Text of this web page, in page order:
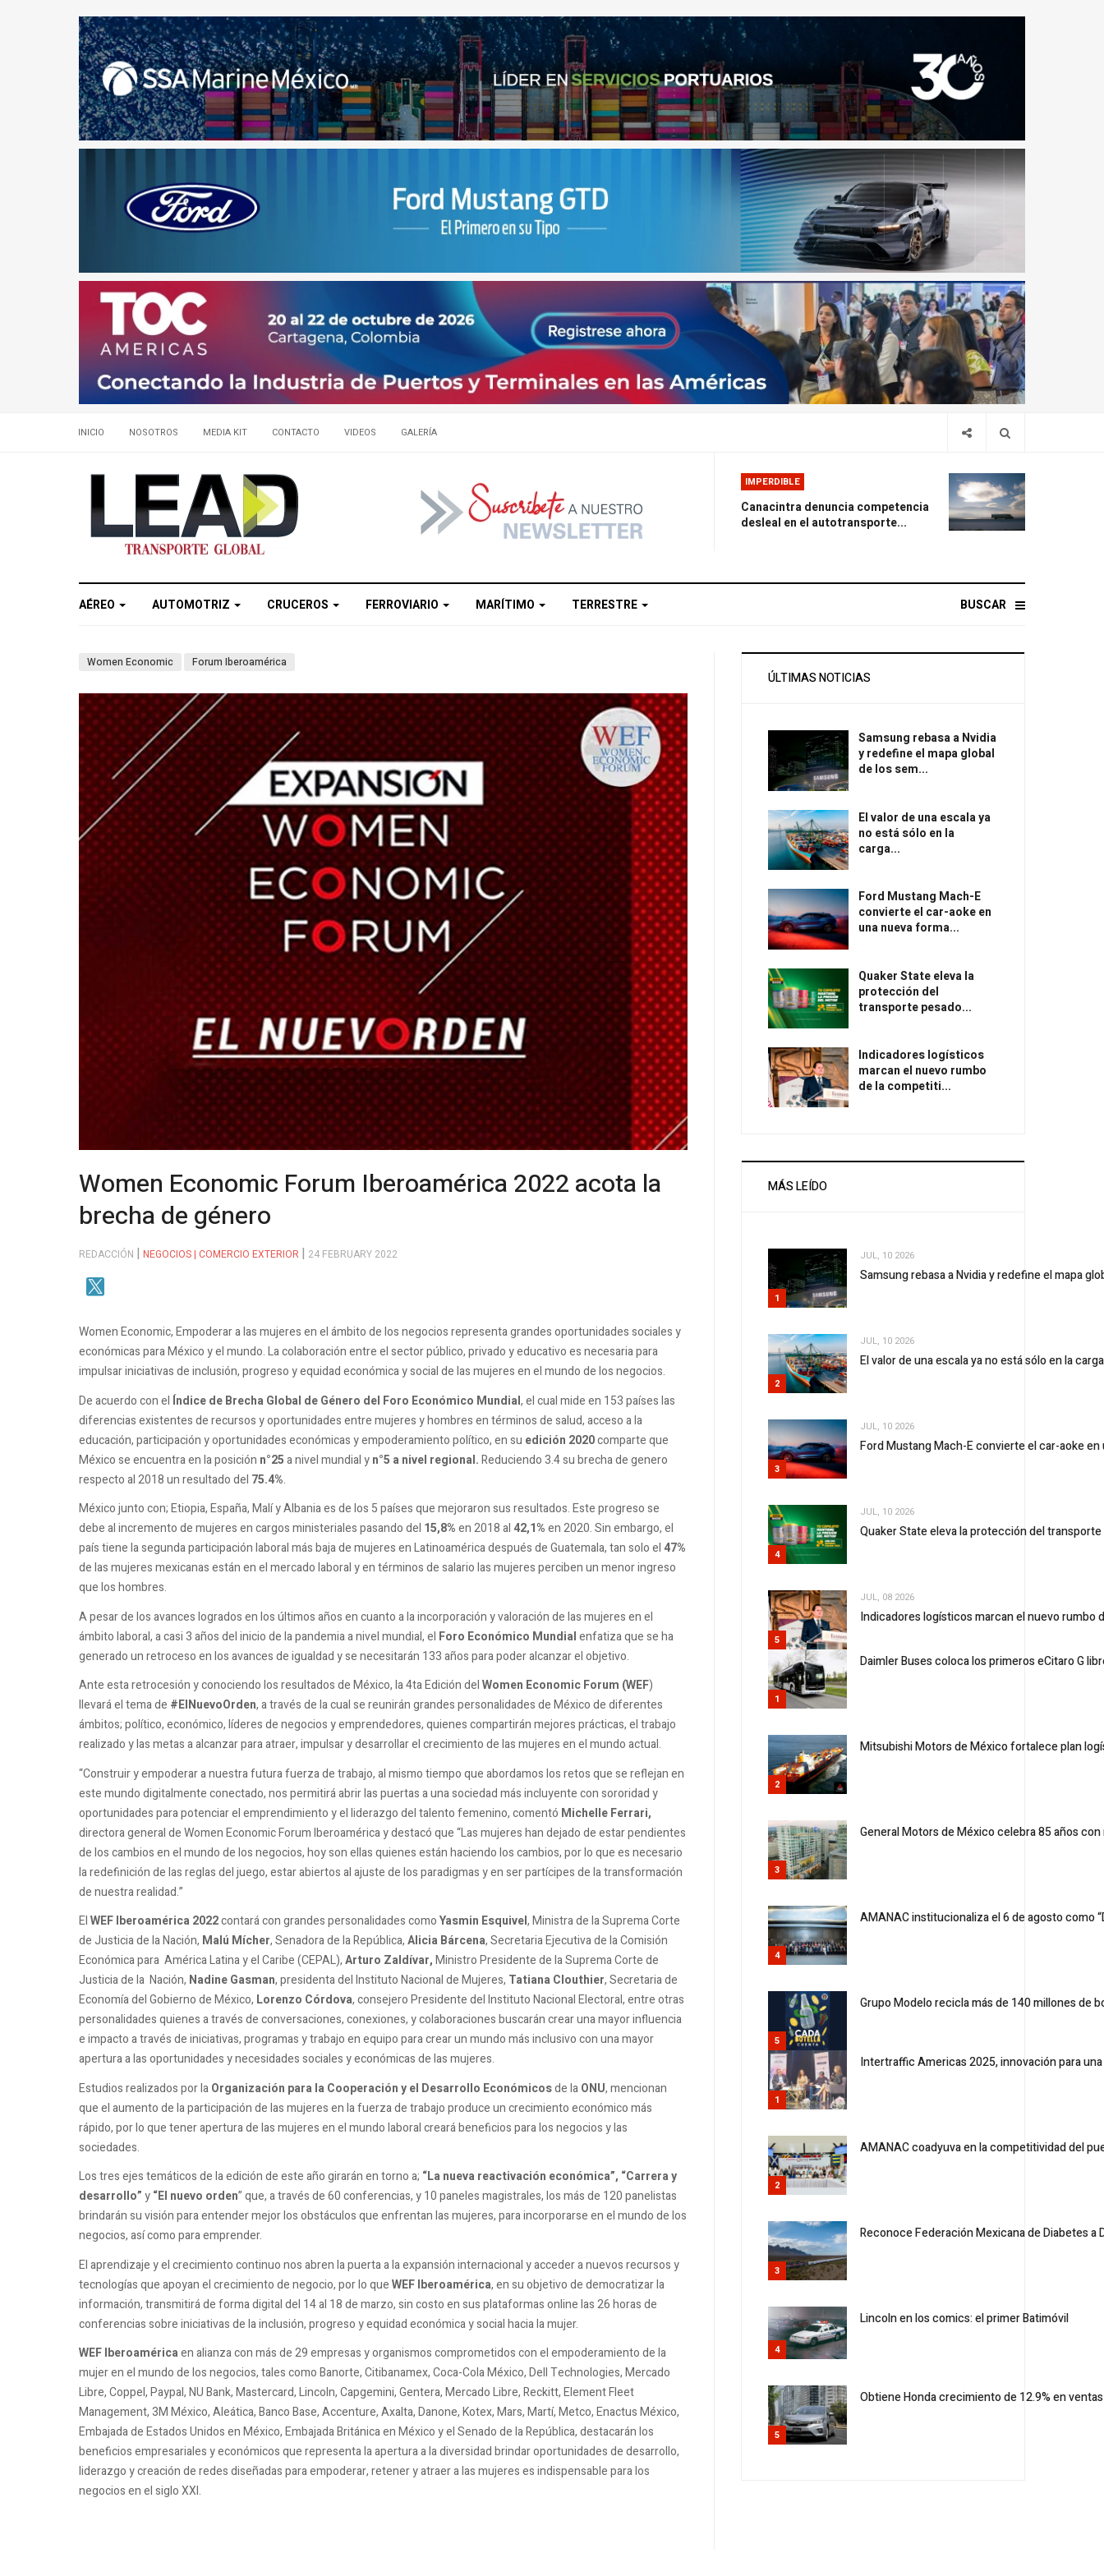
INICIO NOSOTROS MEDIA KIT CONTACTO VIDEOS GALERÍA
IMPERDIBLE
Canacintra denuncia competencia
desleal en el autotransporte...
AÉREO AUTOMOTRIZ CRUCEROS FERROVIARIO MARÍTIMO TERRESTRE BUSCAR
Women Economic Forum Iberoamérica
Women Economic Forum Iberoamérica 2022 acota la
brecha de género
REDACCIÓN NEGOCIOS | COMERCIO EXTERIOR 24 FEBRUARY 2022
Women Economic, Empoderar a las mujeres en el ámbito de los negocios representa grandes oportunidades sociales y
económicas para México y el mundo. La colaboración entre el sector público, privado y educativo es necesaria para
impulsar iniciativas de inclusión, progreso y equidad económica y social de las mujeres en el mundo de los negocios.
De acuerdo con el Índice de Brecha Global de Género del Foro Económico Mundial, el cual mide en 153 países las
diferencias existentes de recursos y oportunidades entre mujeres y hombres en términos de salud, acceso a la
educación, participación y oportunidades económicas y empoderamiento político, en su edición 2020comparte que
México se encuentra en la posición n°25a nivel mundial yn°5 a nivel regional.Reduciendo 3.4 su brecha de genero
respecto al 2018 un resultado del 75.4%.
México junto con; Etiopia, España, Malí y Albania es de los 5 países que mejoraron sus resultados. Este progreso se
debe al incremento de mujeres en cargos ministeriales pasando del 15,8%en 2018 al 42,1%en 2020. Sin embargo, el
país tiene la segunda participación laboral más baja de mujeres en Latinoamérica después de Guatemala, tan solo el 47%
de las mujeres mexicanas están en el mercado laboral y en términos de salario las mujeres perciben un menor ingreso
que los hombres.
A pesar de los avances logrados en los últimos años en cuanto a la incorporación y valoración de las mujeres en el
ámbito laboral, a casi 3 años del inicio de la pandemia a nivel mundial, el Foro Económico Mundialenfatiza que se ha
generado un retroceso en los avances de igualdad y se necesitarán 133 años para poder alcanzar el objetivo.
Ante esta retrocesión y conociendo los resultados de México, la 4ta Edición delWomen Economic Forum (WEF)
llevará el tema de #ElNuevoOrden, a través de la cual se reunirán grandes personalidades de México de diferentes
ámbitos; político, económico, líderes de negocios y emprendedores, quienes compartirán mejores prácticas, el trabajo
realizado y las metas a alcanzar para atraer, impulsar y desarrollar el crecimiento de las mujeres en el mundo actual.
“Construir y empoderar a nuestra futura fuerza de trabajo, al mismo tiempo que abordamos los retos que se reflejan en
este mundo digitalmente conectado, nos permitirá abrir las puertas a una sociedad más incluyente con sororidad y
oportunidades para potenciar el emprendimiento y el liderazgo del talento femenino, comentó Michelle Ferrari,
directora general de Women Economic Forum Iberoamérica y destacó que “Las mujeres han dejado de estar pendientes
de los cambios en el mundo de los negocios, hoy son ellas quienes están haciendo los cambios, por lo que es necesario
la redefinición de las reglas del juego, estar abiertos al ajuste de los paradigmas y en ser partícipes de la transformación
de nuestra realidad.”
ElWEF Iberoamérica 2022contará con grandes personalidades comoYasmin Esquivel, Ministra de la Suprema Corte
de Justicia de la Nación, Malú Mícher, Senadora de la República,Alicia Bárcena, Secretaria Ejecutiva de la Comisión
Económica para América Latina y el Caribe (CEPAL),Arturo Zaldívar,Ministro Presidente de la Suprema Corte de
Justicia de la Nación, Nadine Gasman, presidenta del Instituto Nacional de Mujeres, Tatiana Clouthier, Secretaria de
Economía del Gobierno de México, Lorenzo Córdova, consejero Presidente del Instituto Nacional Electoral, entre otras
personalidades quienes a través de conversaciones, conexiones, y colaboraciones buscarán crear una mayor influencia
e impacto a través de iniciativas, programas y trabajo en equipo para crear un mundo más inclusivo con una mayor
apertura a las oportunidades y necesidades sociales y económicas de las mujeres.
Estudios realizados por laOrganización para la Cooperación y el Desarrollo Económicosde laONU, mencionan
que el aumento de la participación de las mujeres en la fuerza de trabajo produce un crecimiento económico más
rápido, por lo que tener apertura de las mujeres en el mundo laboral creará beneficios para los negocios y las
sociedades.
Los tres ejes temáticos de la edición de este año girarán en torno a; “La nueva reactivación económica”, “Carrera y
desarrollo”y“El nuevo orden” que, a través de 60 conferencias, y 10 paneles magistrales, los más de 120 panelistas
brindarán su visión para entender mejor los obstáculos que enfrentan las mujeres, para incorporarse en el mundo de los
negocios, así como para emprender.
El aprendizaje y el crecimiento continuo nos abren la puerta a la expansión internacional y acceder a nuevos recursos y
tecnologías que apoyan el crecimiento de negocio, por lo queWEF Iberoamérica, en su objetivo de democratizar la
información, transmitirá de forma digital del 14 al 18 de marzo, sin costo en sus plataformas online las 26 horas de
conferencias sobre iniciativas de la inclusión, progreso y equidad económica y social hacia la mujer.
WEF Iberoaméricaen alianza con más de 29 empresas y organismos comprometidos con el empoderamiento de la
mujer en el mundo de los negocios, tales como Banorte, Citibanamex, Coca-Cola México, Dell Technologies, Mercado
Libre, Coppel, Paypal, NU Bank, Mastercard, Lincoln, Capgemini, Gentera, Mercado Libre, Reckitt, Element Fleet
Management, 3M México, Aleática, Banco Base, Accenture, Axalta, Danone, Kotex, Mars, Martí, Metco, Enactus México,
Embajada de Estados Unidos en México, Embajada Británica en México y el Senado de la República, destacarán los
beneficios empresariales y económicos que representa la apertura a la diversidad brindar oportunidades de desarrollo,
liderazgo y creación de redes diseñadas para empoderar, retener y atraer a las mujeres es indispensable para los
negocios en el siglo XXI.
ÚLTIMAS NOTICIAS
Samsung rebasa a Nvidia
y redefine el mapa global
de los sem...
El valor de una escala ya
no está sólo en la
carga...
Ford Mustang Mach-E
convierte el car-aoke en
una nueva forma...
Quaker State eleva la
protección del
transporte pesado...
Indicadores logísticos
marcan el nuevo rumbo
de la competiti...
MÁS LEÍDO
1
JUL, 10 2026
Samsung rebasa a Nvidia y redefine el mapa
2
JUL, 10 2026
El valor de una escala ya no está sólo en la carga
3
JUL, 10 2026
Ford Mustang Mach-E convierte el car-aoke
4
JUL, 10 2026
Quaker State eleva la protección del
5
JUL, 08 2026
Indicadores logísticos marcan el nuevo rumbo
1
Daimler Buses coloca los primeros eCitaro G
2
Mitsubishi Motors de México fortalece plan
3
General Motors de México celebra 85 años
4
AMANAC institucionaliza el 6 de agosto como
5
Grupo Modelo recicla más de 140 millones de
1
Intertraffic Americas 2025, innovación para
2
AMANAC coadyuva en la competitividad del
3
Reconoce Federación Mexicana de Diabetes a
4
Lincoln en los comics: el primer Batimóvil
5
Obtiene Honda crecimiento de 12.9% en